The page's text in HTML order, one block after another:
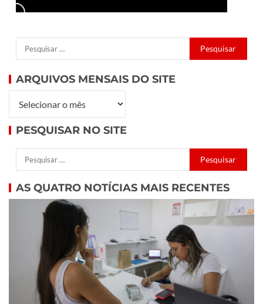
ARQUIVOS MENSAIS DO SITE
PESQUISAR NO SITE
AS QUATRO NOTÍCIAS MAIS RECENTES